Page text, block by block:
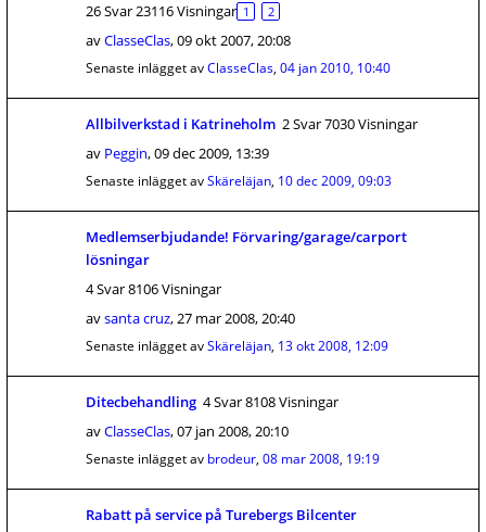
26 Svar 23116 Visningar 1 2
avClasseClas,09 okt 2007, 20:08
Senaste inlägget avClasseClas, 04 jan 2010, 10:40
Allbilverkstad i Katrineholm 2 Svar 7030 Visningar
av Peggin,09 dec 2009, 13:39
Senaste inlägget avSkäreläjan, 10 dec 2009, 09:03
Medlemserbjudande! Förvaring/garage/carport
lösningar
4 Svar 8106 Visningar
avsanta cruz,27 mar 2008, 20:40
Senaste inlägget avSkäreläjan, 13 okt 2008, 12:09
Ditecbehandling 4 Svar 8108 Visningar
avClasseClas,07 jan 2008, 20:10
Senaste inlägget av brodeur, 08 mar 2008, 19:19
Rabatt på service på Turebergs Bilcenter